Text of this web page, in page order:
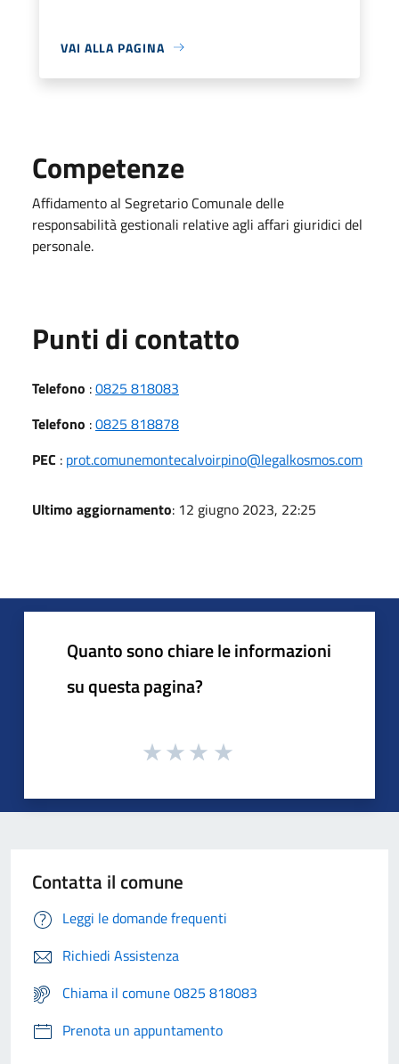
VAI ALLA PAGINA
Competenze
Affidamento al Segretario Comunale delle
responsabilità gestionali relative agli affari giuridici del
personale.
Punti di contatto
Telefono :0825 818083
Telefono :0825 818878
PEC : prot.comunemontecalvoirpino@legalkosmos.com
Ultimo aggiornamento: 12 giugno 2023, 22:25
Quanto sono chiare le informazioni
su questa pagina?
Contatta il comune
Leggi le domande frequenti
Richiedi Assistenza
Chiama il comune 0825 818083
Prenota un appuntamento